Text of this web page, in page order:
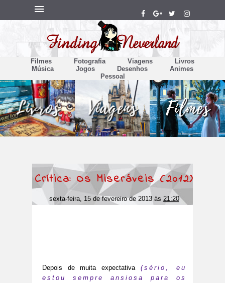
Filmes Fotografia Viagens
Livros
Música
Jogos Desenhos
Animes
Pessoal
Crítica: Os Miseráveis (2012)
sexta-feira, 15 de fevereiro de 2013 às 21:20
Depois de muita expectativa (sério, eu
estou sempre ansiosa para os